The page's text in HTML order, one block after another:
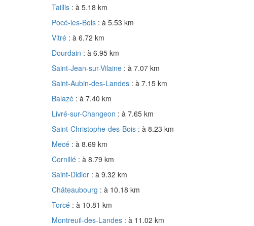
Taillis : à 5.18 km
Pocé-les-Bois : à 5.53 km
Vitré : à 6.72 km
Dourdain : à 6.95 km
Saint-Jean-sur-Vilaine : à 7.07 km
Saint-Aubin-des-Landes : à 7.15 km
Balazé : à 7.40 km
Livré-sur-Changeon : à 7.65 km
Saint-Christophe-des-Bois : à 8.23 km
Mecé : à 8.69 km
Cornillé : à 8.79 km
Saint-Didier : à 9.32 km
Châteaubourg : à 10.18 km
Torcé : à 10.81 km
Montreuil-des-Landes : à 11.02 km